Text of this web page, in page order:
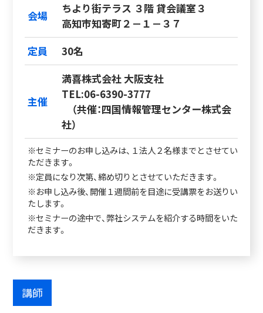
会場
ちより街テラス ３階 貸会議室３
高知市知寄町２－１－３７
定員
30名
主催
満喜株式会社 大阪支社
TEL:06-6390-3777
（共催：四国情報管理センター株式会
社）
※セミナーのお申し込みは、１法人２名様までとさせてい
ただきます。
※定員になり次第、締め切りとさせていただきます。
※お申し込み後、開催１週間前を目途に受講票をお送りい
たします。
※セミナーの途中で、弊社システムを紹介する時間をいた
だきます。
講師